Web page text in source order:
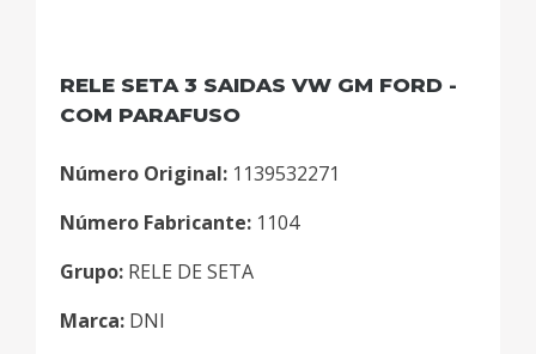
RELE SETA 3 SAIDAS VW GM FORD -
COM PARAFUSO
Número Original: 1139532271
Número Fabricante: 1104
Grupo: RELE DE SETA
Marca: DNI